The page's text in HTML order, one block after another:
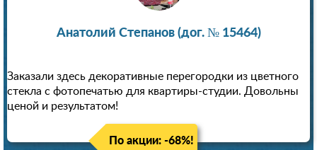
Анатолий Степанов (дог. № 15464)
Заказали здесь декоративные перегородки из цветного
стекла с фотопечатью для квартиры-студии. Довольны
ценой и результатом!
По акции: -68%!